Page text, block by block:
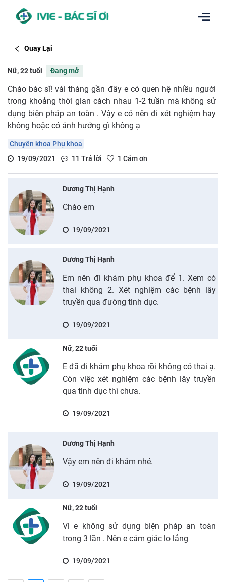
Quay Lại
Nữ, 22 tuổi Đang mở
Chào bác sĩ! vài tháng gần đây e có quen hệ nhiều người
trong khoảng thời gian cách nhau 1-2 tuần mà không sử
dụng biện pháp an toàn . Vậy e có nên đi xét nghiệm hay
không hoặc có ảnh hưởng gì không ạ
Chuyên khoa Phụ khoa
19/09/2021
11 Trả lời 1 Cảm ơn
Dương Thị Hạnh
Chào em
19/09/2021
Dương Thị Hạnh
Em nên đi khám phụ khoa để 1. Xem có
thai không 2. Xét nghiệm các bệnh lây
truyền qua đường tình dục.
19/09/2021
Nữ, 22 tuổi
E đã đi khám phụ khoa rồi không có thai ạ.
Còn việc xét nghiệm các bệnh lây truyền
qua tình dục thì chưa.
19/09/2021
Dương Thị Hạnh
Vậy em nên đi khám nhé.
19/09/2021
Nữ, 22 tuổi
Vì e không sử dụng biện pháp an toàn
trong 3 lần . Nên e cảm giác lo lắng
19/09/2021